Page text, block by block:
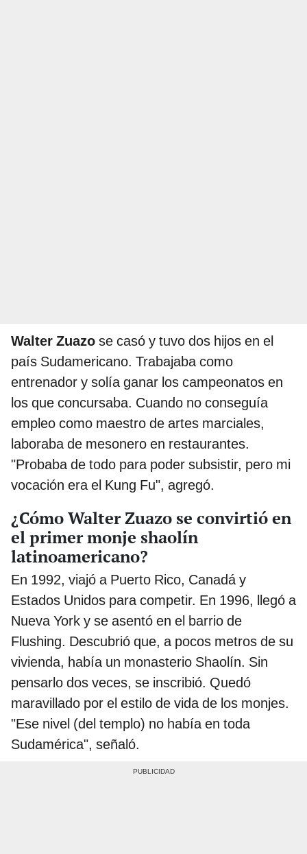
Walter Zuazo se casó y tuvo dos hijos en el
país Sudamericano. Trabajaba como
entrenador y solía ganar los campeonatos en
los que concursaba. Cuando no conseguía
empleo como maestro de artes marciales,
laboraba de mesonero en restaurantes.
"Probaba de todo para poder subsistir, pero mi
vocación era el Kung Fu", agregó.
¿Cómo Walter Zuazo se convirtió en
el primer monje shaolín
latinoamericano?
En 1992, viajó a Puerto Rico, Canadá y
Estados Unidos para competir. En 1996, llegó a
Nueva York y se asentó en el barrio de
Flushing. Descubrió que, a pocos metros de su
vivienda, había un monasterio Shaolín. Sin
pensarlo dos veces, se inscribió. Quedó
maravillado por el estilo de vida de los monjes.
"Ese nivel (del templo) no había en toda
Sudamérica", señaló.